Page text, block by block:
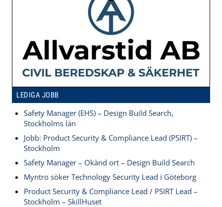
LEDIGA JOBB
Safety Manager (EHS) – Design Build Search,
Stockholms län
Jobb: Product Security & Compliance Lead (PSIRT) –
Stockholm
Safety Manager – Okänd ort – Design Build Search
Myntro söker Technology Security Lead i Göteborg
Product Security & Compliance Lead / PSIRT Lead –
Stockholm – SkillHuset